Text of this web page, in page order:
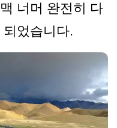
너머 완전히 다
었습니다.